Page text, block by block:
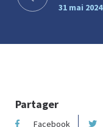
31 mai 2024
Partager
Facebook